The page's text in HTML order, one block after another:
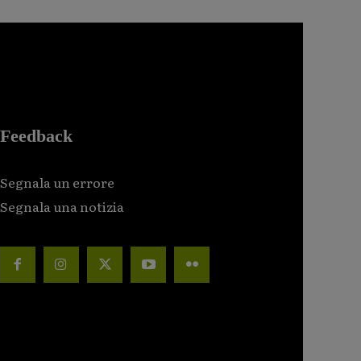
Feedback
Segnala un errore
Segnala una notizia